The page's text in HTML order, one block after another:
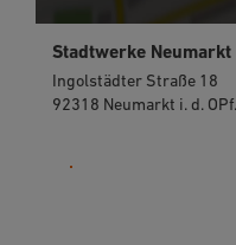
Stadtwerke Neumarkt
Ingolstädter Straße 18
92318 Neumarkt i. d. OPf.